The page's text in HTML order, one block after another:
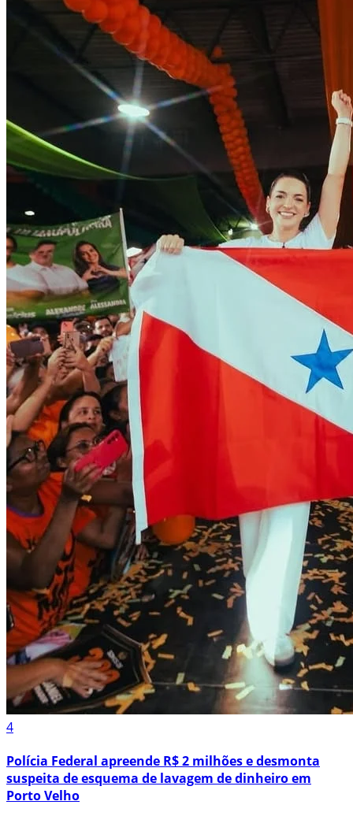
4
Polícia Federal apreende R$ 2 milhões e desmonta
suspeita de esquema de lavagem de dinheiro em
Porto Velho